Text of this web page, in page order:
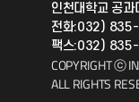
공자아카데미
기초교육원
인천대학교 공
전화:032)
팩스:032)
COPYRIGHT ⓒ
ALL RIGHTS